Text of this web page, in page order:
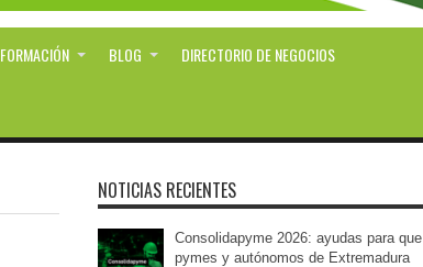
FORMACIÓN BLOG DIRECTORIO DE NEGOCIOS
NOTICIAS RECIENTES
Consolidapyme 2026: ayudas para que
pymes y autónomos de Extremadura